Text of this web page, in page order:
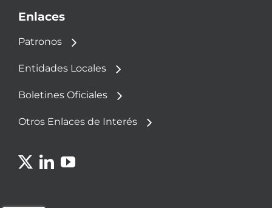
Enlaces
Patronos
Entidades Locales
Boletines Oficiales
Otros Enlaces de Interés